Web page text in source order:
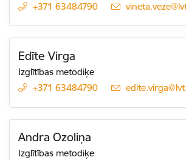
+371 63484790 E-pasts:
Edīte Virga
Izglītības metodiķe
+371 63484790
E-pasts:
Andra Ozoliņa
Izglītības metodiķe